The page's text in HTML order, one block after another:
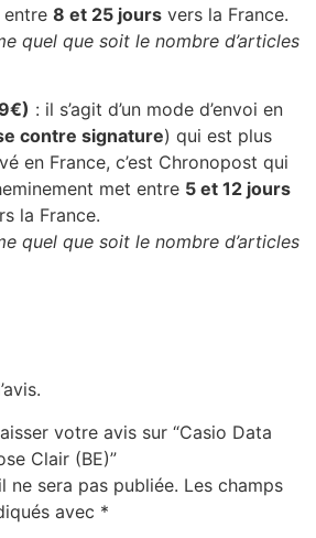
entre 8 et 25 jours vers la France.
quel que soit le nombre d’articles
: il s’agit d’un mode d’envoi en
contre signature) qui est plus
en France, c’est Chronopost qui
met entre 5 et 12 jours
la France.
quel que soit le nombre d’articles
votre avis sur “Casio Data
Clair (BE)”
ne sera pas publiée. Les champs
avec *